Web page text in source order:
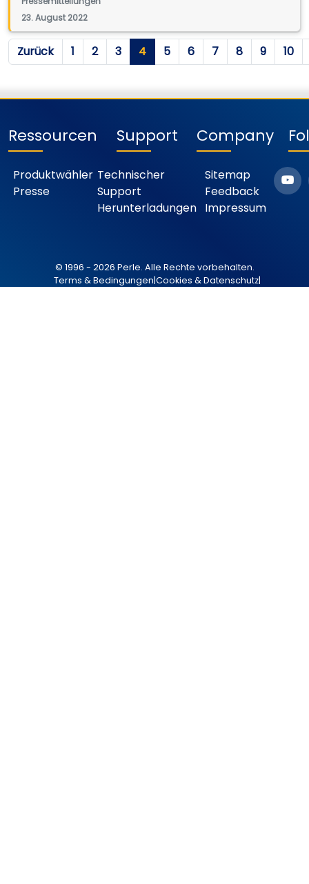
23. August 2022
Zurück 1 2 3 4 5 6 7 8 9 10
Ressourcen
Produktwähler
Presse
Support
Technischer
Support
Herunterladungen
Company
Sitemap
Feedback
Impressum
© 1996 - 2026 Perle. Alle Rechte vorbehalten.
Terms & Bedingungen|Cookies & Datenschutz|